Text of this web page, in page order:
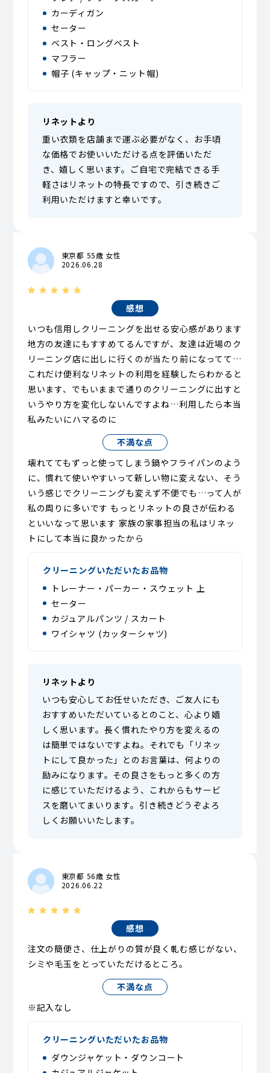
カーディガン
セーター
ベスト・ロングベスト
マフラー
帽子 (キャップ・ニット帽)
リネットより
重い衣類を店舗まで運ぶ必要がなく、お手頃
な価格でお使いいただける点を評価いただ
き、嬉しく思います。ご自宅で完結できる手
軽さはリネットの特長ですので、引き続きご
利用いただけますと幸いです。
東京都 55歳 女性
2026.06.28
感想
いつも信用しクリーニングを出せる安心感があります
地方の友達にもすすめてるんですが、友達は近場のク
リーニング店に出しに行くのが当たり前になってて…
これだけ便利なリネットの利用を経験したらわかると
思います、でもいままで通りのクリーニングに出すと
いうやり方を変化しないんですよね…利用したら本当
私みたいにハマるのに
不満な点
壊れててもずっと使ってしまう鍋やフライパンのよう
に、慣れて使いやすいって新しい物に変えない、そう
いう感じでクリーニングも変えず不便でも…って人が
私の周りに多いです もっとリネットの良さが伝わる
といいなって思います 家族の家事担当の私はリネッ
トにして本当に良かったから
クリーニングいただいたお品物
トレーナー・パーカー・スウェット 上
セーター
カジュアルパンツ / スカート
ワイシャツ (カッターシャツ)
リネットより
いつも安心してお任せいただき、ご友人にも
おすすめいただいているとのこと、心より嬉
しく思います。長く慣れたやり方を変えるの
は簡単ではないですよね。それでも「リネッ
トにして良かった」とのお言葉は、何よりの
励みになります。その良さをもっと多くの方
に感じていただけるよう、これからもサービ
スを磨いてまいります。引き続きどうぞよろ
しくお願いいたします。
東京都 56歳 女性
2026.06.22
感想
注文の簡便さ、仕上がりの質が良く軋む感じがない、
シミや毛玉をとっていただけるところ。
不満な点
※記入なし
クリーニングいただいたお品物
ダウンジャケット・ダウンコート